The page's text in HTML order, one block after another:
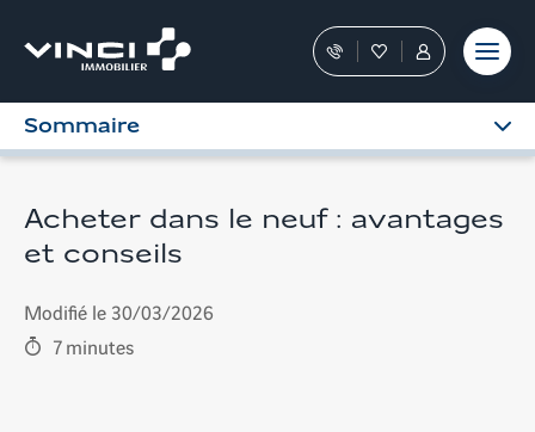
contenu
moment
Nos
conseillers
vous
dans
FavorisTous
les
services
dans
Personnel
Sommaire
Acheter dans le neuf : avantages
et conseils
Modifié le 30/03/2026
7minutes